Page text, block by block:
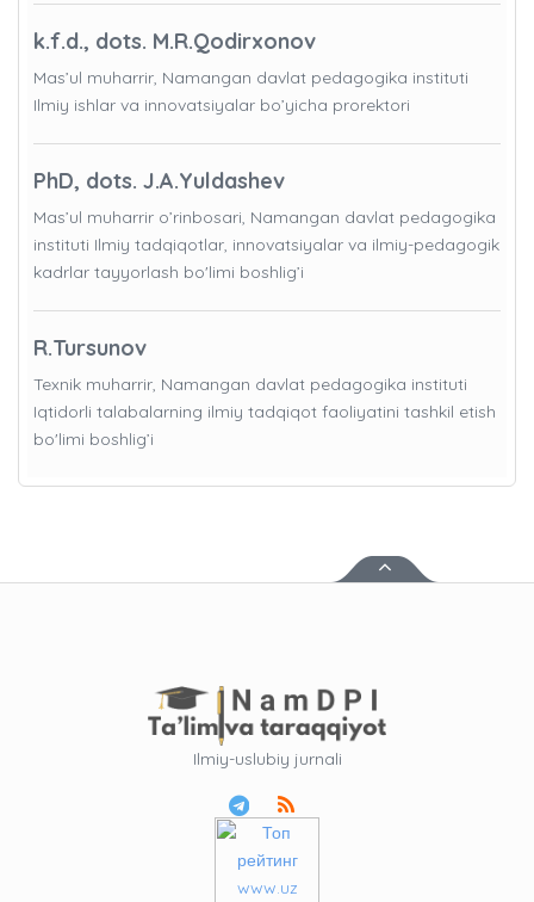
k.f.d., dots. M.R.Qodirxonov
Mas’ul muharrir, Namangan davlat pedagogika instituti
Ilmiy ishlar va innovatsiyalar bo’yicha prorektori
PhD, dots. J.A.Yuldashev
Mas’ul muharrir o’rinbosari, Namangan davlat pedagogika
instituti Ilmiy tadqiqotlar, innovatsiyalar va ilmiy-pedagogik
kadrlar tayyorlash bo'limi boshlig’i
R.Tursunov
Texnik muharrir, Namangan davlat pedagogika instituti
Iqtidorli talabalarning ilmiy tadqiqot faoliyatini tashkil etish
bo'limi boshlig’i
Ilmiy-uslubiy jurnali